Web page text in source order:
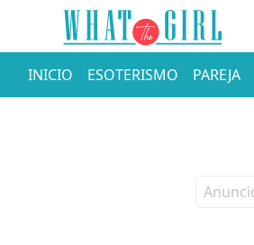
INICIO ESOTERISMO PAREJA